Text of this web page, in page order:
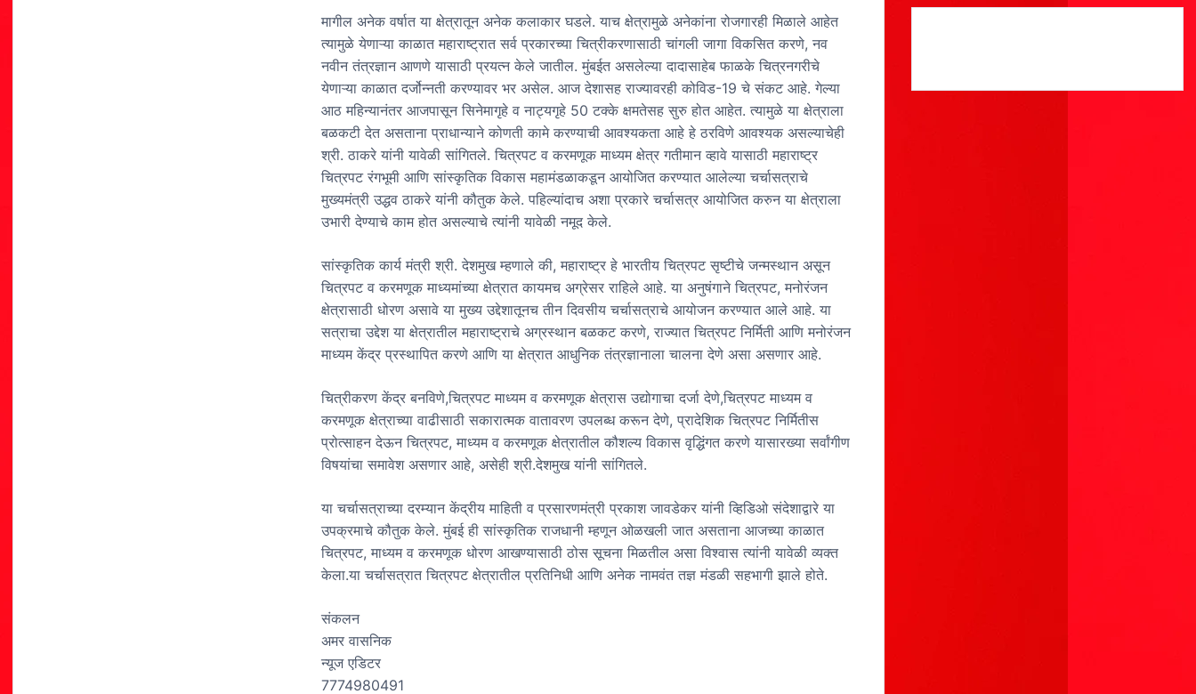
मागील अनेक वर्षात या क्षेत्रातून अनेक कलाकार घडले. याच क्षेत्रामुळे अनेकांना रोजगारही मिळाले आहेत
त्यामुळे येणाऱ्या काळात महाराष्ट्रात सर्व प्रकारच्या चित्रीकरणासाठी चांगली जागा विकसित करणे, नव
नवीन तंत्रज्ञान आणणे यासाठी प्रयत्न केले जातील. मुंबईत असलेल्या दादासाहेब फाळके चित्रनगरीचे
येणाऱ्या काळात दर्जोन्नती करण्यावर भर असेल. आज देशासह राज्यावरही कोविड-19 चे संकट आहे. गेल्या
आठ महिन्यानंतर आजपासून सिनेमागृहे व नाट्यगृहे 50 टक्के क्षमतेसह सुरु होत आहेत. त्यामुळे या क्षेत्राला
बळकटी देत असताना प्राधान्याने कोणती कामे करण्याची आवश्यकता आहे हे ठरविणे आवश्यक असल्याचेही
श्री. ठाकरे यांनी यावेळी सांगितले. चित्रपट व करमणूक माध्यम क्षेत्र गतीमान व्हावे यासाठी महाराष्ट्र
चित्रपट रंगभूमी आणि सांस्कृतिक विकास महामंडळाकडून आयोजित करण्यात आलेल्या चर्चासत्राचे
मुख्यमंत्री उद्धव ठाकरे यांनी कौतुक केले. पहिल्यांदाच अशा प्रकारे चर्चासत्र आयोजित करुन या क्षेत्राला
उभारी देण्याचे काम होत असल्याचे त्यांनी यावेळी नमूद केले.
सांस्कृतिक कार्य मंत्री श्री. देशमुख म्हणाले की, महाराष्ट्र हे भारतीय चित्रपट सृष्टीचे जन्मस्थान असून
चित्रपट व करमणूक माध्यमांच्या क्षेत्रात कायमच अग्रेसर राहिले आहे. या अनुषंगाने चित्रपट, मनोरंजन
क्षेत्रासाठी धोरण असावे या मुख्य उद्देशातूनच तीन दिवसीय चर्चासत्राचे आयोजन करण्यात आले आहे. या
सत्राचा उद्देश या क्षेत्रातील महाराष्ट्राचे अग्रस्थान बळकट करणे, राज्यात चित्रपट निर्मिती आणि मनोरंजन
माध्यम केंद्र प्रस्थापित करणे आणि या क्षेत्रात आधुनिक तंत्रज्ञानाला चालना देणे असा असणार आहे.
चित्रीकरण केंद्र बनविणे,चित्रपट माध्यम व करमणूक क्षेत्रास उद्योगाचा दर्जा देणे,चित्रपट माध्यम व
करमणूक क्षेत्राच्या वाढीसाठी सकारात्मक वातावरण उपलब्ध करून देणे, प्रादेशिक चित्रपट निर्मितीस
प्रोत्साहन देऊन चित्रपट, माध्यम व करमणूक क्षेत्रातील कौशल्य विकास वृद्धिंगत करणे यासारख्या सर्वांगीण
विषयांचा समावेश असणार आहे, असेही श्री.देशमुख यांनी सांगितले.
या चर्चासत्राच्या दरम्यान केंद्रीय माहिती व प्रसारणमंत्री प्रकाश जावडेकर यांनी व्हिडिओ संदेशाद्वारे या
उपक्रमाचे कौतुक केले. मुंबई ही सांस्कृतिक राजधानी म्हणून ओळखली जात असताना आजच्या काळात
चित्रपट, माध्यम व करमणूक धोरण आखण्यासाठी ठोस सूचना मिळतील असा विश्वास त्यांनी यावेळी व्यक्त
केला.या चर्चासत्रात चित्रपट क्षेत्रातील प्रतिनिधी आणि अनेक नामवंत तज्ञ मंडळी सहभागी झाले होते.
संकलन
अमर वासनिक
न्यूज एडिटर
7774980491